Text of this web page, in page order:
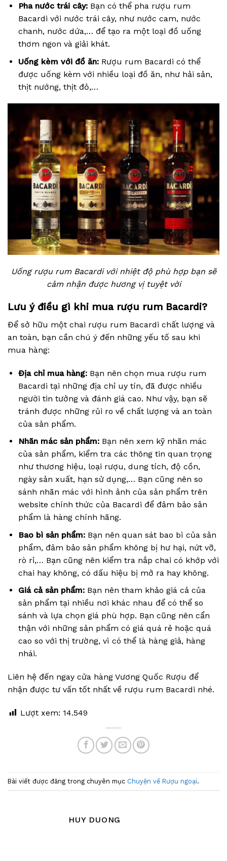
Pha nước trái cây:Bạn có thể pha rượu rum
Bacardi với nước trái cây, như nước cam, nước
chanh, nước dứa,… để tạo ra một loại đồ uống
thơm ngon và giải khát.
Uống kèm với đồ ăn:Rượu rum Bacardi có thể
được uống kèm với nhiều loại đồ ăn, như hải sản,
thịt nướng, thịt đỏ,…
Uống rượu rum Bacardi với nhiệt độ phù hợp bạn sẽ
cảm nhận được hương vị tuyệt vời
Lưu ý điều gì khi mua rượu rum Bacardi?
Để sở hữu một chai rượu rum Bacardi chất lượng và
an toàn, bạn cần chú ý đến những yếu tố sau khi
mua hàng:
Địa chỉ mua hàng:Bạn nên chọn mua rượu rum
Bacardi tại những địa chỉ uy tín, đã được nhiều
người tin tưởng và đánh giá cao. Như vậy, bạn sẽ
tránh được những rủi ro về chất lượng và an toàn
của sản phẩm.
Nhãn mác sản phẩm:Bạn nên xem kỹ nhãn mác
của sản phẩm, kiểm tra các thông tin quan trọng
như thương hiệu, loại rượu, dung tích, độ cồn,
ngày sản xuất, hạn sử dụng,… Bạn cũng nên so
sánh nhãn mác với hình ảnh của sản phẩm trên
website chính thức của Bacardi để đảm bảo sản
phẩm là hàng chính hãng.
Bao bì sản phẩm:Bạn nên quan sát bao bì của sản
phẩm, đảm bảo sản phẩm không bị hư hại, nứt vỡ,
rò rỉ,… Bạn cũng nên kiểm tra nắp chai có khớp với
chai hay không, có dấu hiệu bị mở ra hay không.
Giá cả sản phẩm:Bạn nên tham khảo giá cả của
sản phẩm tại nhiều nơi khác nhau để có thể so
sánh và lựa chọn giá phù hợp. Bạn cũng nên cẩn
thận với những sản phẩm có giá quá rẻ hoặc quá
cao so với thị trường, vì có thể là hàng giả, hàng
nhái.
Liên hệ đến ngay cửa hàng Vương Quốc Rượu để
nhận được tư vấn tốt nhất về rượu rum Bacardi nhé.
Lượt xem: 14.549
Bài viết được đăng trong chuyên mục Chuyện về Rượu ngoại.
HUY DUONG